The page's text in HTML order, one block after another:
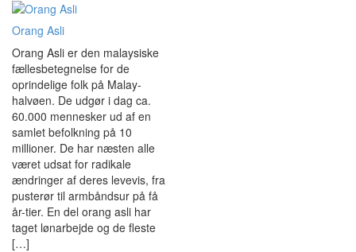
Orang Asli
Orang Asli er den malaysiske
fællesbetegnelse for de
oprindelige folk på Malay-
halvøen. De udgør i dag ca.
60.000 mennesker ud af en
samlet befolkning på 10
millioner. De har næsten alle
været udsat for radikale
ændringer af deres levevis, fra
pusterør til armbåndsur på få
år-tier. En del orang asli har
taget lønarbejde og de fleste
[…]